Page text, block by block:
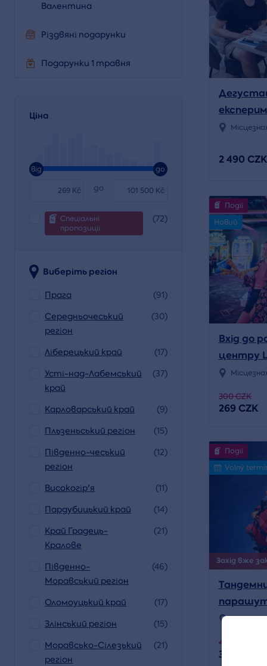
Валентина
Різдвяні подарунки
Подарунки 1 травня
Ціна
від
до
Kč Kč
до
Спеціальні
пропозиції
(72)
Виберіть регіон
Прага
(91)
Середньочеський
регіон
(30)
Ліберецький край
(17)
Усті-над-Лабемський
край
(37)
Карловарський край
(9)
Пльзеньський регіон
(15)
Південно-чеський
регіон
(12)
Високогір'я
(11)
Пардубицький край
(14)
Край Градець-
Кралове
(21)
Південно-
Моравський регіон
(46)
Оломоуцький край
(17)
Злінський регіон
(15)
Моравсько-Сілезький
регіон
(21)
живопис
2 490 CZK
Події
Новий
Вхід до
центру
300 CZK
269 CZK
Захід вже
Події
Volný
4 390 CZK
3 559 CZK